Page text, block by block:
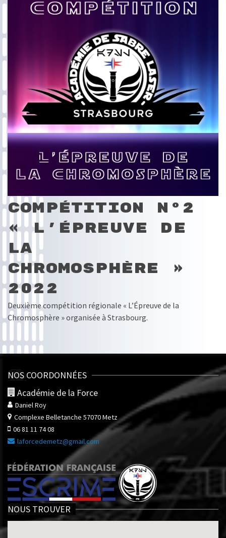
Compétition N°2
« L’Épreuve de
la
Chromosphère »
2022
Deuxième compétition régionale « L’Épreuve de la
Chromosphère » organisée à Strasbourg.
NOS COORDONNÉES
Académie de la Force
Daniel Roy
Complexe Belletanche 57070 Metz
06 81 11 74 08
laforcedemetz@gmail.com
NOUS TROUVER